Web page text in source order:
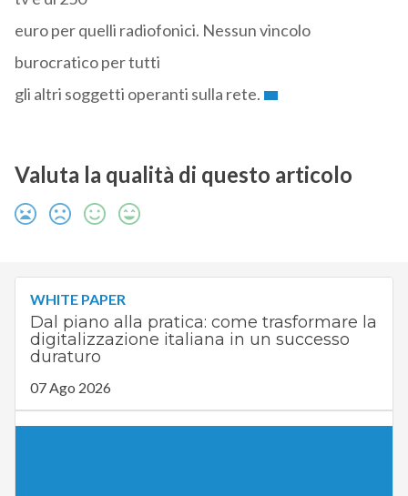
euro per quelli radiofonici. Nessun vincolo
burocratico per tutti
gli altri soggetti operanti sulla rete.
Valuta la qualità di questo articolo
WHITE PAPER
Dal piano alla pratica: come trasformare la
digitalizzazione italiana in un successo
duraturo
07 Ago 2026